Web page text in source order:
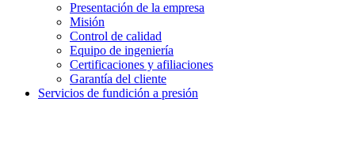
Presentación de la empresa
Misión
Control de calidad
Equipo de ingeniería
Certificaciones y afiliaciones
Garantía del cliente
Servicios de fundición a presión